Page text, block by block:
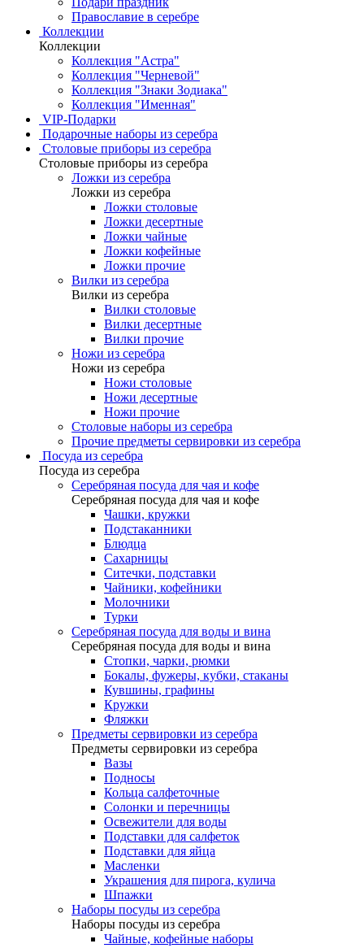
Православие в серебре
Коллекции
Коллекции
Коллекция "Астра"
Коллекция "Черневой"
Коллекция "Знаки Зодиака"
Коллекция "Именная"
VIP-Подарки
Подарочные наборы из серебра
Столовые приборы из серебра
Столовые приборы из серебра
Ложки из серебра
Ложки из серебра
Ложки столовые
Ложки десертные
Ложки чайные
Ложки кофейные
Ложки прочие
Вилки из серебра
Вилки из серебра
Вилки столовые
Вилки десертные
Вилки прочие
Ножи из серебра
Ножи из серебра
Ножи столовые
Ножи десертные
Ножи прочие
Столовые наборы из серебра
Прочие предметы сервировки из серебра
Посуда из серебра
Посуда из серебра
Серебряная посуда для чая и кофе
Серебряная посуда для чая и кофе
Чашки, кружки
Подстаканники
Блюдца
Сахарницы
Ситечки, подставки
Чайники, кофейники
Молочники
Турки
Серебряная посуда для воды и вина
Серебряная посуда для воды и вина
Стопки, чарки, рюмки
Бокалы, фужеры, кубки, стаканы
Кувшины, графины
Кружки
Фляжки
Предметы сервировки из серебра
Предметы сервировки из серебра
Вазы
Подносы
Кольца салфеточные
Солонки и перечницы
Освежители для воды
Подставки для салфеток
Подставки для яйца
Масленки
Украшения для пирога, кулича
Шпажки
Наборы посуды из серебра
Наборы посуды из серебра
Чайные, кофейные наборы